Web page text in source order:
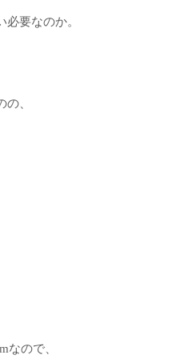
要なのか。
、
なので、